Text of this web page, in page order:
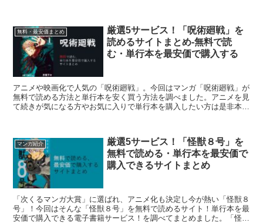
無料・最安価まとめ
厳選5サービス！「呪術廻戦」を
読めるサイトまとめ-無料で読
む・単行本を最安価で購入する
アニメや映画化で人気の「呪術廻戦」。今回はマンガ「呪術廻戦」が
無料で読める方法と単行本を安く買う方法を調べました。アニメを見
て続きが気になる方やお気に入りで単行本を購入したい方は是非本ペ
マンガ紹介
厳選5サービス！「怪獣８号」を
無料で読める・単行本を最安価で
購入できるサイトまとめ
「次くるマンガ大賞」に選ばれ、アニメ化も決定し今が熱い「怪獣８
号」！今回はそんな「怪獣８号」を無料で読めるサイト！単行本を最
安価で購入できる電子書籍サービス！を調べてまとめました。「怪獣